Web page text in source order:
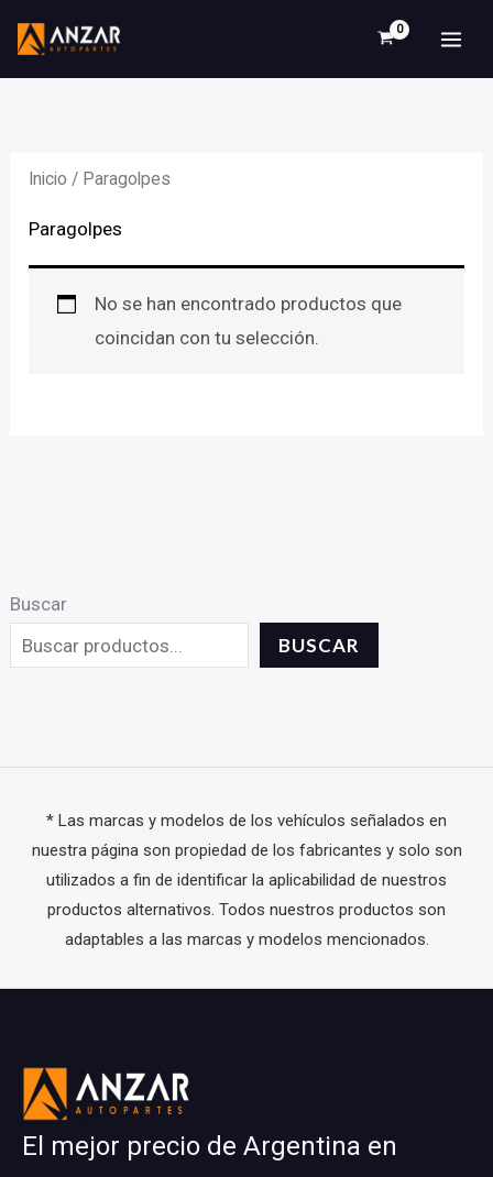
contenido
Buscar
BUSCAR
Inicio / Paragolpes
Paragolpes
No se han encontrado productos que
coincidan con tu selección.
* Las marcas y modelos de los vehículos señalados en
nuestra página son propiedad de los fabricantes y solo son
utilizados a fin de identificar la aplicabilidad de nuestros
productos alternativos. Todos nuestros productos son
adaptables a las marcas y modelos mencionados.
El mejor precio de Argentina en
Facebook
Instagram
WhatsApp